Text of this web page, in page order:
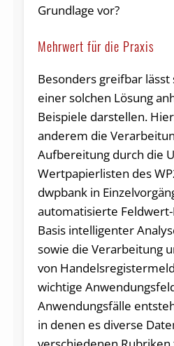
Grundlage vor?
Mehrwert für die Praxis
Besonders greifbar
einer solchen Lösung
Beispiele darstellen.
anderem die
Aufbereitung durch die
Wertpapierlisten des
dwpbank in
automatisierte
Basis intelligenter
sowie die Verarbeitung
von
wichtige
Anwendungsfälle
in denen es diverse